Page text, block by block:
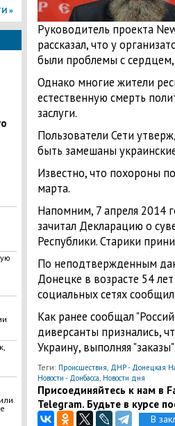
»
Руководитель проекта
рассказал, что у
были проблемы с сердцем,
Однако многие жители
естественную смерть
заслуги.
Пользователи Сети
быть замешаны
Известно, что похороны
марта.
Напомним, 7 апреля 2014
зачитал Декларацию о
Республики. Старики
По неподтвержденным
Донецке в возрасте 54
социальных сетях
Как ранее сообщал
диверсанты признались,
Украину, выполняя
Теги: Происшествия, ДНР - Донецкая
Новости - Донбасса, Новости дня
Присоединяйтесь к нам в
Telegram. Будьте в курсе
В